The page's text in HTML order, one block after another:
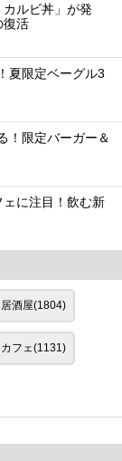
カルビ丼」が発
復活
夏限定ベーグル3
！限定バーガー＆
に注目！飲む新
居酒屋(1804)
カフェ(1131)